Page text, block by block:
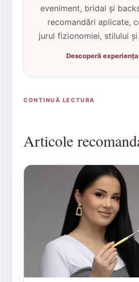
eveniment, bridal și
recomandări aplicate,
jurul fizionomiei, stilului
Descoperă
CONTINUĂ LECTURA
Articole